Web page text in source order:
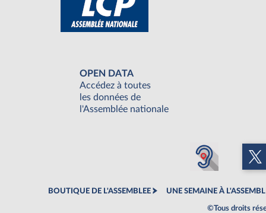
OPEN DATA
Accédez à toutes
les données de
l'Assemblée nationale
BOUTIQUE DE L'ASSEMBLEE UNE SEMAINE À
©Tous droits